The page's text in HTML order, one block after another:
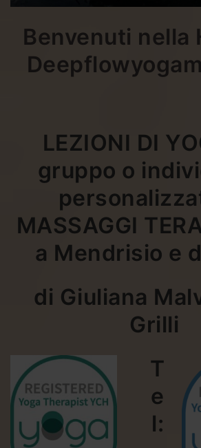
Benvenuti nella
LEZIONI DI
gruppo o
MASSAGGI
a Mendrisio e
di Giuliana
Grilli
T
e
l: